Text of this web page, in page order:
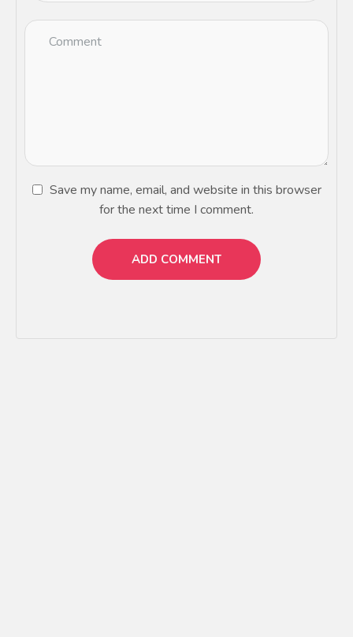
Save my name, email, and website in this browser
for the next time I comment.